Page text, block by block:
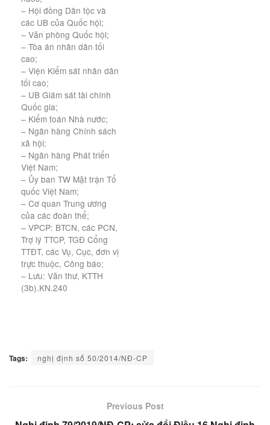
– Hội đồng Dân tộc và
các UB của Quốc hội;
– Văn phòng Quốc hội;
– Tòa án nhân dân tối
cao;
– Viện Kiểm sát nhân dân
tối cao;
– UB Giám sát tài chính
Quốc gia;
– Kiểm toán Nhà nước;
– Ngân hàng Chính sách
xã hội;
– Ngân hàng Phát triển
Việt Nam;
– Ủy ban TW Mặt trận Tổ
quốc Việt Nam;
– Cơ quan Trung ương
của các đoàn thể;
– VPCP: BTCN, các PCN,
Trợ lý TTCP, TGĐ Cổng
TTĐT, các Vụ, Cục, đơn vị
trực thuộc, Công báo;
– Lưu: Văn thư, KTTH
(3b).KN.240
Tags: nghị định số 50/2014/NĐ-CP
Previous Post